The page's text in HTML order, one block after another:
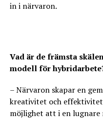
in i närvaron.
Vad är de främsta
modell för
– Närvaron skapar en
kreativitet och
möjlighet att i en